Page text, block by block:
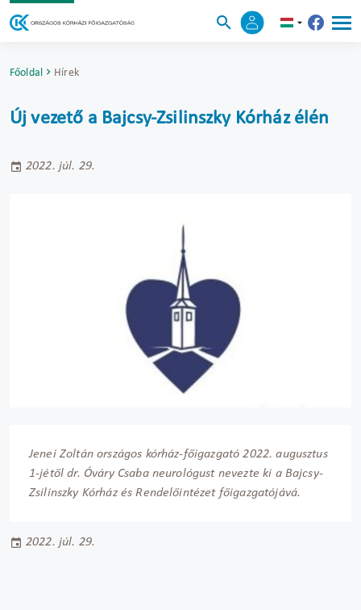
Főoldal Hírek
Új vezető a Bajcsy-Zsilinszky Kórház élén
2022. júl. 29.
Jenei Zoltán országos kórház-főigazgató 2022. augusztus
1-jétől dr. Óváry Csaba neurológust nevezte ki a Bajcsy-
Zsilinszky Kórház és Rendelőintézet főigazgatójává.
2022. júl. 29.